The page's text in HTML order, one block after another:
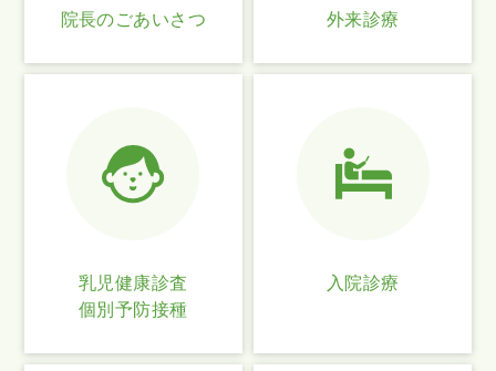
院長のごあいさつ 外来診療
乳児健康診査
個別予防接種
入院診療